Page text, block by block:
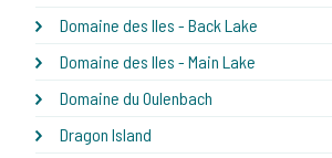
Domaine des Iles - Back Lake
Domaine des Iles - Main Lake
Domaine du Oulenbach
Dragon Island